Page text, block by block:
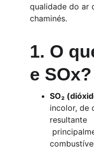
qualidade do ar
chaminés.
1. O
e SOx?
SO₂
incolor, de
resultante